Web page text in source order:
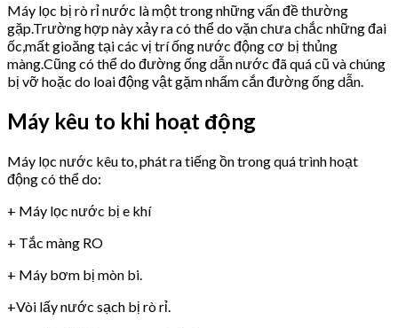
Máy lọc bị rò rỉ nước là một trong những vấn đề thường
gặp.Trường hợp này xảy ra có thể do vặn chưa chắc những đai
ốc,mất gioăng tại các vị trí ống nước động cơ bị thủng
màng.Cũng có thể do đường ống dẫn nước đã quá cũ và chúng
bị vỡ hoặc do loai động vật gặm nhấm cắn đường ống dẫn.
Máy kêu to khi hoạt động
Máy lọc nước kêu to, phát ra tiếng ồn trong quá trình hoạt
động có thể do:
+ Máy lọc nước bị e khí
+ Tắc màng RO
+ Máy bơm bị mòn bi.
+Vòi lấy nước sạch bị rò rỉ.